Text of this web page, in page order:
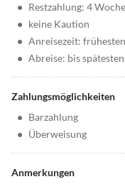
• Restzahlung: 4
• keine Kaution
• Anreisezeit:
• Abreise: bis
Zahlungsmöglichkeiten
• Barzahlung
• Überweisung
Anmerkungen